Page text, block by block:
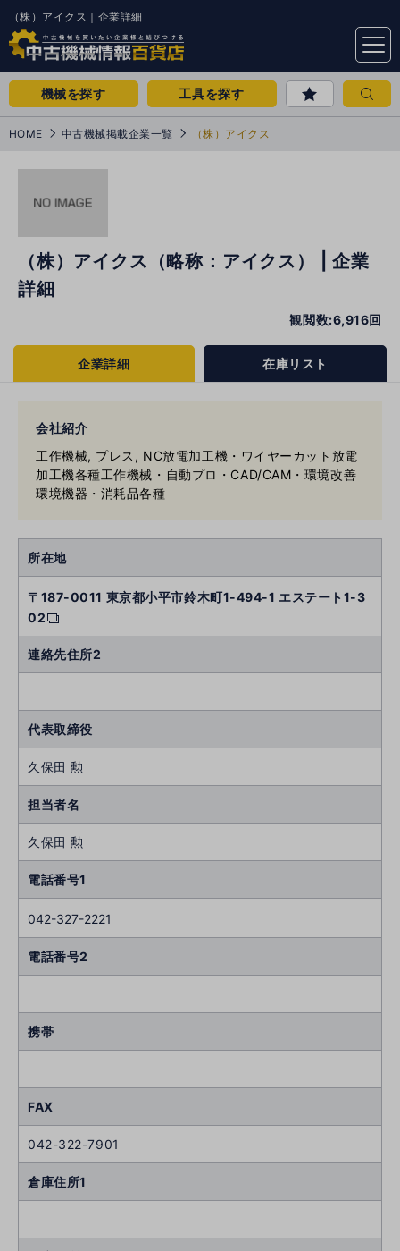
（株）アイクス｜企業詳細
menu
機械を探す 工具を探す
HOME 中古機械掲載企業一覧 （株）アイクス
（株）アイクス（略称：アイクス） | 企業
詳細
観閲数:6,916回
企業詳細 在庫リスト
会社紹介
工作機械, プレス, NC放電加工機・ワイヤーカット放電
加工機各種工作機械・自動プロ・CAD/CAM・環境改善
環境機器・消耗品各種
所在地
〒187-0011 東京都小平市鈴木町1-494-1 エステート1-3
02
連絡先住所2
代表取締役
久保田 勲
担当者名
久保田 勲
電話番号1
042-327-2221
電話番号2
携帯
FAX
042-322-7901
倉庫住所1